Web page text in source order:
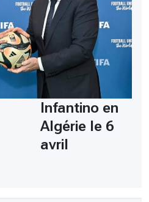
Infantino en
Algérie le 6
avril